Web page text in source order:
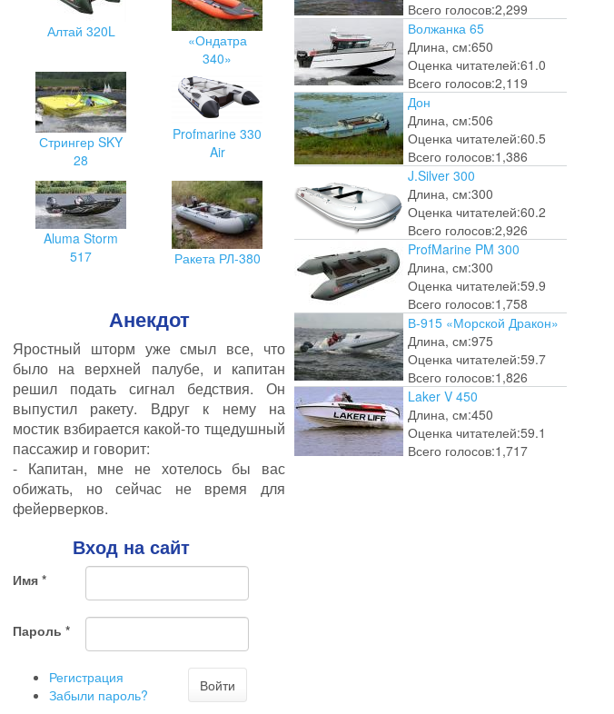
Алтай 320L
«Ондатра
340»
Стрингер SKY
28
Profmarine 330
Air
Aluma Storm
517
Ракета РЛ-380
Анекдот
Яростный шторм уже смыл все, что
было на верхней палубе, и капитан
решил подать сигнал бедствия. Он
выпустил ракету. Вдруг к нему на
мостик взбирается какой-то тщедушный
пассажир и говорит:
- Капитан, мне не хотелось бы вас
обижать, но сейчас не время для
фейерверков.
Вход на сайт
Имя *
Пароль *
Регистрация
Забыли пароль?
Войти
Всего голосов:2,299
Волжанка 65
Длина, см:650
Оценка читателей:61.0
Всего голосов:2,119
Дон
Длина, см:506
Оценка читателей:60.5
Всего голосов:1,386
J.Silver 300
Длина, см:300
Оценка читателей:60.2
Всего голосов:2,926
ProfMarine PM 300
Длина, см:300
Оценка читателей:59.9
Всего голосов:1,758
В-915 «Морской Дракон»
Длина, см:975
Оценка читателей:59.7
Всего голосов:1,826
Laker V 450
Длина, см:450
Оценка читателей:59.1
Всего голосов:1,717